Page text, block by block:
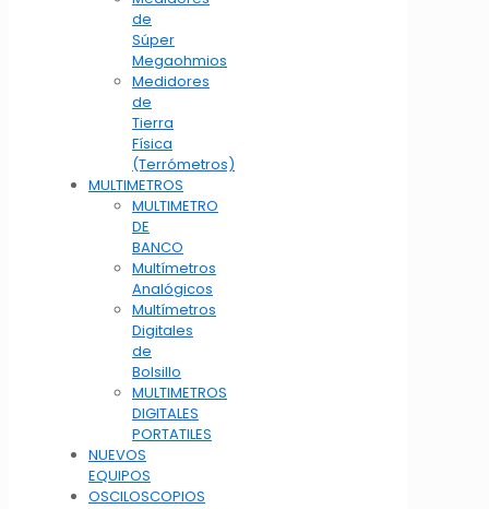
de
Súper
Megaohmios
Medidores
de
Tierra
Física
(Terrómetros)
MULTIMETROS
MULTIMETRO
DE
BANCO
Multímetros
Analógicos
Multímetros
Digitales
de
Bolsillo
MULTIMETROS
DIGITALES
PORTATILES
NUEVOS
EQUIPOS
OSCILOSCOPIOS